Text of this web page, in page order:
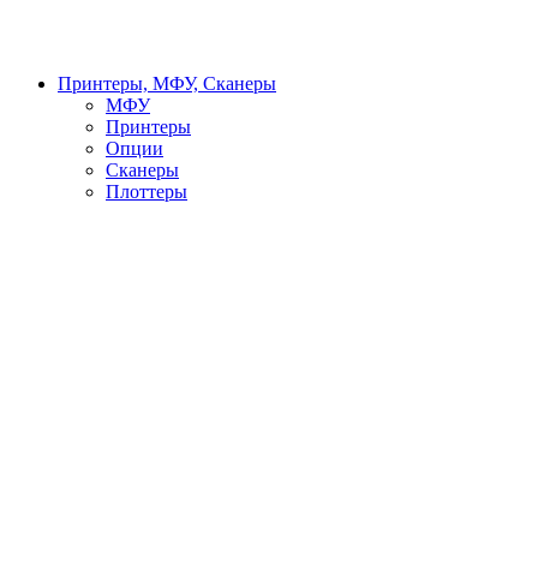
Принтеры, МФУ, Сканеры
МФУ
Принтеры
Опции
Сканеры
Плоттеры